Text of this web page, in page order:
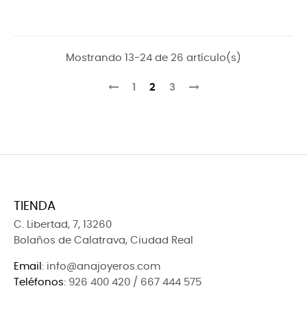
Mostrando 13-24 de 26 artículo(s)
1 2 3
TIENDA
C. Libertad, 7, 13260
Bolaños de Calatrava, Ciudad Real
Email : info@anajoyeros.com
Teléfonos: 926 400 420 / 667 444 575